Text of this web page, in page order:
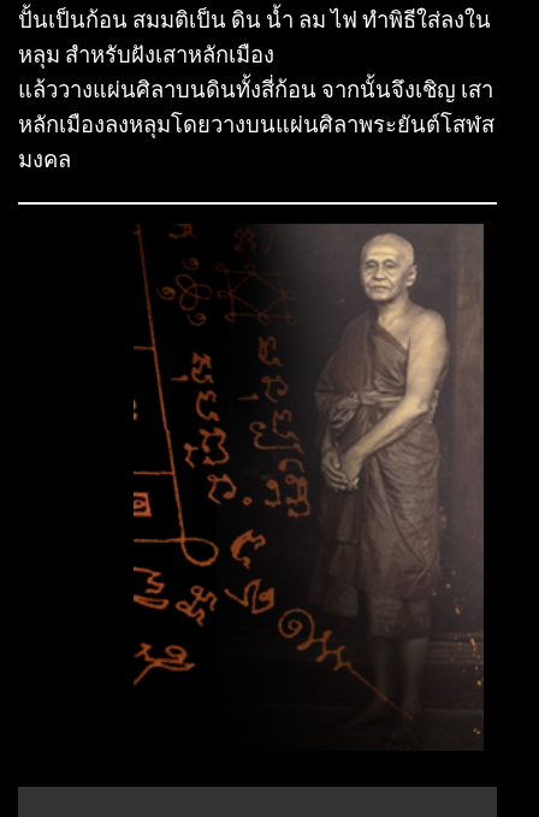
ปั้นเป็นก้อน สมมติเป็น ดิน น้ำ ลม ไฟ ทำพิธีใส่ลงใน
หลุม สำหรับฝังเสาหลักเมือง
แล้ววางแผ่นศิลาบนดินทั้งสี่ก้อน จากนั้นจึงเชิญ เสา
หลักเมืองลงหลุมโดยวางบนแผ่นศิลาพระยันต์โสฬส
มงคล